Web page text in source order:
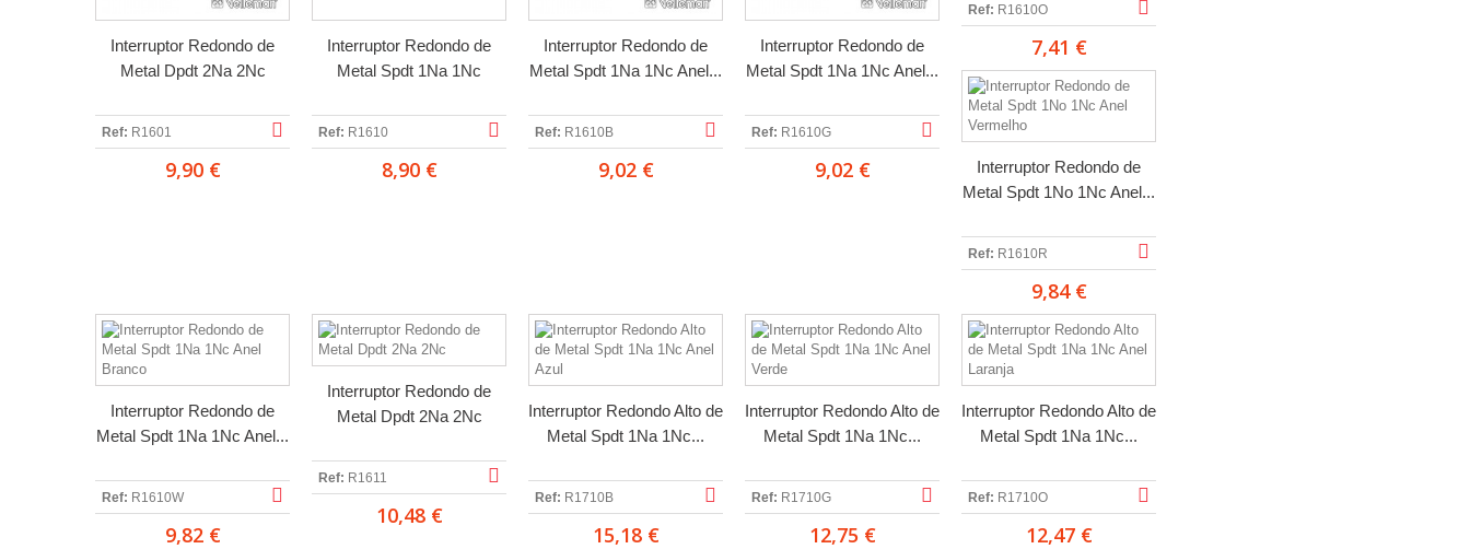
Interruptor Redondo de
Metal Dpdt 2Na 2Nc
Ref: R1601
9,90 €
Interruptor Redondo de
Metal Spdt 1Na 1Nc
Ref: R1610
8,90 €
Interruptor Redondo de
Metal Spdt 1Na 1Nc Anel...
Ref: R1610B
9,02 €
Interruptor Redondo de
Metal Spdt 1Na 1Nc Anel...
Ref: R1610G
9,02 €
Ref: R1610O
7,41 €
Interruptor Redondo de
Metal Spdt 1No 1Nc Anel...
Ref: R1610R
9,84 €
Interruptor Redondo de
Metal Spdt 1Na 1Nc Anel...
Ref: R1610W
9,82 €
Interruptor Redondo de
Metal Dpdt 2Na 2Nc
Ref: R1611
10,48 €
Interruptor Redondo Alto de
Metal Spdt 1Na 1Nc...
Ref: R1710B
15,18 €
Interruptor Redondo Alto de
Metal Spdt 1Na 1Nc...
Ref: R1710G
12,75 €
Interruptor Redondo Alto de
Metal Spdt 1Na 1Nc...
Ref: R1710O
12,47 €